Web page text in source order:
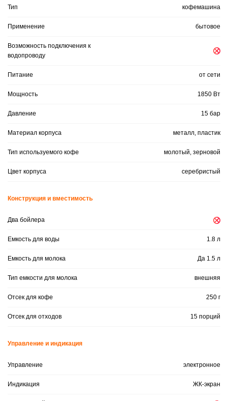
Тип кофемашина
Применение бытовое
Возможность подключения к
водопроводу
Питание от сети
Мощность 1850 Вт
Давление 15 бар
Материал корпуса металл, пластик
Тип используемого кофе молотый, зерновой
Цвет корпуса серебристый
Конструкция и вместимость
Два бойлера
Емкость для воды 1.8 л
Емкость для молока Да 1.5 л
Тип емкости для молока внешняя
Отсек для кофе 250 г
Отсек для отходов 15 порций
Управление и индикация
Управление электронное
Индикация ЖК-экран